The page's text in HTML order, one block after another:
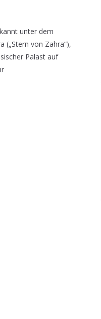
unter dem
(„Stern von Zahra“),
Palast auf